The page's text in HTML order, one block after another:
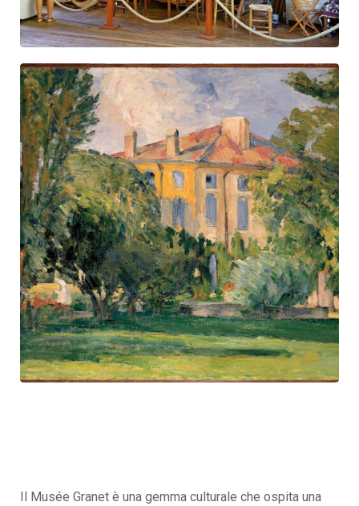
Il Musée Granet è una gemma culturale che ospita una